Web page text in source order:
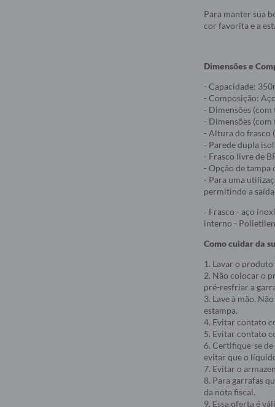
Para manter sua
cor favorita e a
Dimensões e
- Capacidade:
- Composição:
- Dimensões
- Dimensões (com
- Altura do frasco
- Parede dupla
- Frasco livre de
- Opção de tampa
- Para uma
permitindo a
- Frasco - aço
interno -
Como cuidar da
1. Lavar o
2. Não colocar o
pré-resfriar a
3. Lave à mão.
estampa.
4. Evitar contato
5. Evitar contato
6. Certifique-se
evitar que o
7. Evitar o
8. Para garrafas
da nota fiscal.
9. Essa oferta é